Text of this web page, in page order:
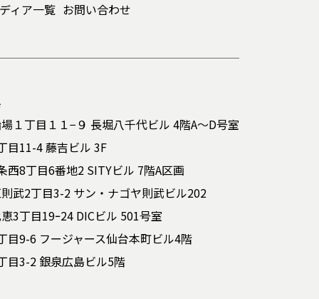
ィア一覧 お問い合わせ
１丁目１１−９ 長堀八千代ビル 4階A～D号室
目11-4 藤吉ビル 3F
8丁目6番地2 SITYビル 7階A区画
武2丁目3-2 サン・ナゴヤ則武ビル202
3丁目19ｰ24 DICビル 501号室
9-6 フージャース仙台本町ビル4階
目3-2 銀泉広島ビル5階